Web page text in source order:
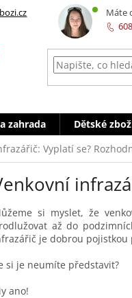
zahrada Dětské
Vyplatí se?
si myslet, že
až do
je dobrou pojistkou
si je neumíte představit?
ano!
Máte